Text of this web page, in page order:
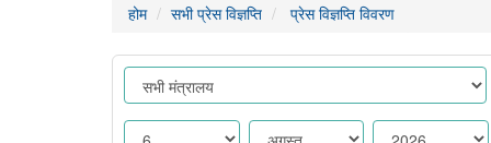
होम सभी प्रेस विज्ञप्ति प्रेस विज्ञप्ति विवरण